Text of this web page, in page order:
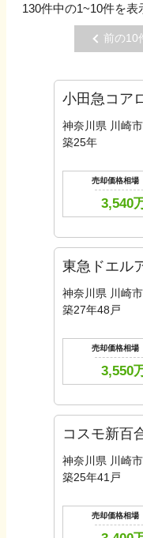
130件中の1~10件を表
前の10
小田急コア
神奈川県 川崎
築25年
売却価格相場
3,540
東急ドエル
神奈川県 川崎
築27年48 戸
売却価格相場
3,550
コスモ新百
神奈川県 川崎
築25年41 戸
売却価格相場